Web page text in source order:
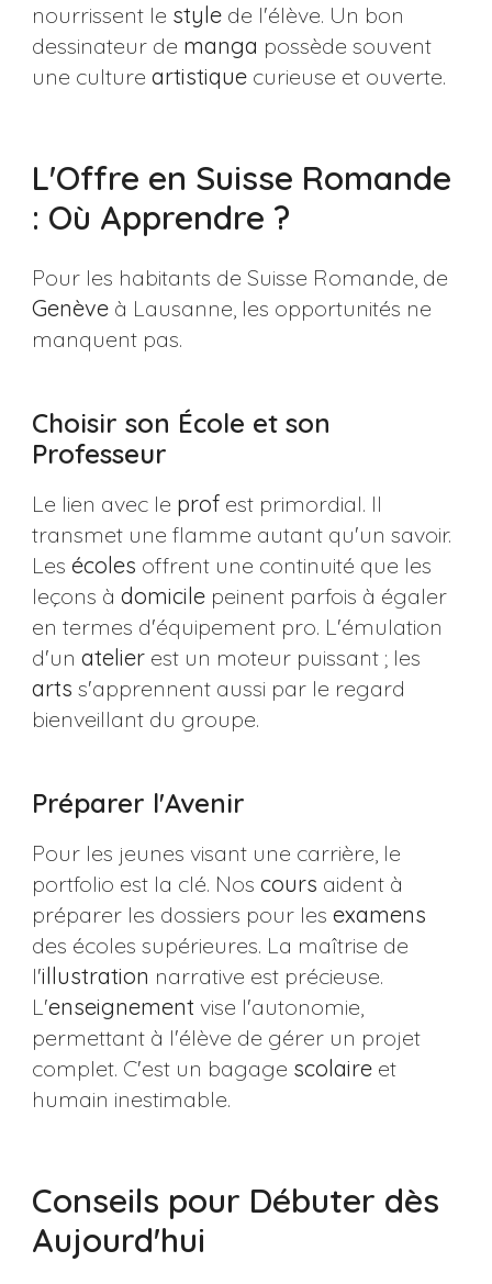
nourrissent le stylede l'élève. Un bon
dessinateur de manga possède souvent
une culture artistiquecurieuse et ouverte.
L'Offre en Suisse Romande
: Où Apprendre ?
Pour les habitants de Suisse Romande, de
Genèveà Lausanne, les opportunités ne
manquent pas.
Choisir son École et son
Professeur
Le lien avec le profest primordial. Il
transmet une flamme autant qu'un savoir.
Les écoles offrent une continuité que les
leçons à domicilepeinent parfois à égaler
en termes d'équipement pro. L'émulation
d'un atelierest un moteur puissant ; les
arts s'apprennent aussi par le regard
bienveillant du groupe.
Préparer l'Avenir
Pour les jeunes visant une carrière, le
portfolio est la clé. Nos cours aident à
préparer les dossiers pour les examens
des écoles supérieures. La maîtrise de
l'illustration narrative est précieuse.
L'enseignement vise l'autonomie,
permettant à l'élève de gérer un projet
complet. C'est un bagage scolaireet
humain inestimable.
Conseils pour Débuter dès
Aujourd'hui